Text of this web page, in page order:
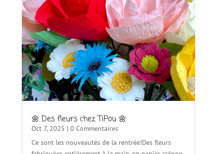
🌼 Des fleurs chez TiPou 🌼
Oct 7, 2025 | 0 Commentaires
Ce sont les nouveautés de la rentrée!Des fleurs